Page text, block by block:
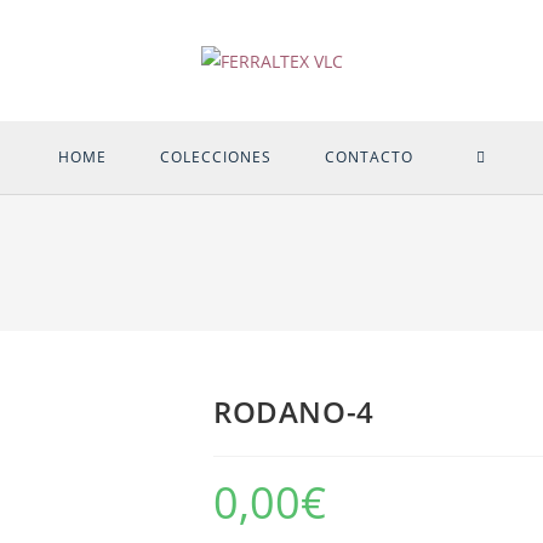
HOME COLECCIONES CONTACTO
RODANO-4
0,00€